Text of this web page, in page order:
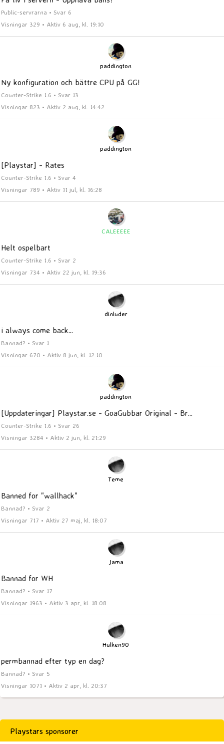
Public-servrarna • Svar 6
Visningar 329 • Aktiv 6 aug, kl. 19:10
paddington
Ny konfiguration och bättre CPU på GG!
Counter-Strike 1.6 • Svar 13
Visningar 823 • Aktiv 2 aug, kl. 14:42
paddington
[Playstar] - Rates
Counter-Strike 1.6 • Svar 4
Visningar 789 • Aktiv 11 jul, kl. 16:28
CALEEEEE
Helt ospelbart
Counter-Strike 1.6 • Svar 2
Visningar 734 • Aktiv 22 jun, kl. 19:36
dinluder
i always come back...
Bannad? • Svar 1
Visningar 670 • Aktiv 8 jun, kl. 12:10
paddington
[Uppdateringar] Playstar.se - GoaGubbar Original - Br...
Counter-Strike 1.6 • Svar 26
Visningar 3284 • Aktiv 2 jun, kl. 21:29
Teme
Banned for "wallhack"
Bannad? • Svar 2
Visningar 717 • Aktiv 27 maj, kl. 18:07
Jama
Bannad for WH
Bannad? • Svar 17
Visningar 1963 • Aktiv 3 apr, kl. 18:08
Hulken90
permbannad efter typ en dag?
Bannad? • Svar 5
Visningar 1071 • Aktiv 2 apr, kl. 20:37
Playstars sponsorer